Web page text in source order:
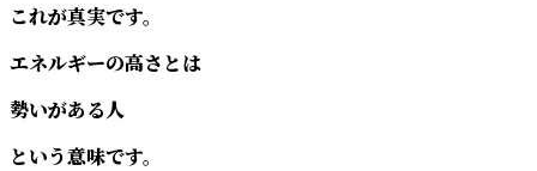
これが真実です。
エネルギーの高さとは
勢いがある人
という意味です。